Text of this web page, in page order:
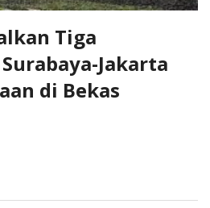
Tiga
Jakarta
di Bekas